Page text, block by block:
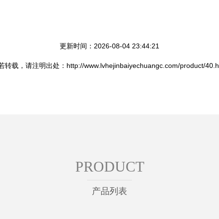
更新时间：2026-08-04 23:44:21
转载，请注明出处：http://www.lvhejinbaiyechuangc.com/product/
PRODUCT
产品列表